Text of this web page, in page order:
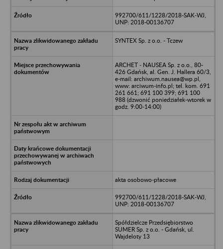
992700/611/1228/2018-SAK-WJ,
UNP: 2018-00136707
SYNTEX Sp. z o.o. - Tczew
ARCHET - NAUSEA Sp. z o.o., 80-
426 Gdańsk, al. Gen. J. Hallera 60/3,
e-mail: archiwum.nausea@wp.pl,
www: arciwum-info.pl; tel. kom. 691
261 661; 691 100 399; 691 100
988 (dzwonić poniedziałek-wtorek w
godz. 9:00-14:00)
akta osobowo-płacowe
992700/611/1228/2018-SAK-WJ,
UNP: 2018-00136707
Spółdzielcze Przedsiębiorstwo
SUMER Sp. z o.o. - Gdańsk, ul.
Wajdeloty 13